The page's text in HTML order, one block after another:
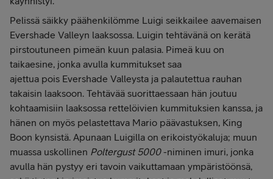
Pelissä säikky päähenkilömme Luigi seikkailee aavemaisen
Evershade Valleyn laaksossa. Luigin tehtävänä on kerätä
pirstoutuneen pimeän kuun palasia. Pimeä kuu on
taikaesine, jonka avulla kummitukset saa
ajettua pois Evershade Valleysta ja palautettua rauhan
takaisin laaksoon. Tehtävää suorittaessaan hän joutuu
kohtaamisiin laaksossa rettelöivien kummituksien kanssa, ja
hänen on myös pelastettava Mario päävastuksen, King
Boon kynsistä. Apunaan Luigilla on erikoistyökaluja; muun
muassa uskollinen Poltergust 5000-niminen imuri, jonka
avulla hän pystyy eri tavoin vaikuttamaan ympäristöönsä,